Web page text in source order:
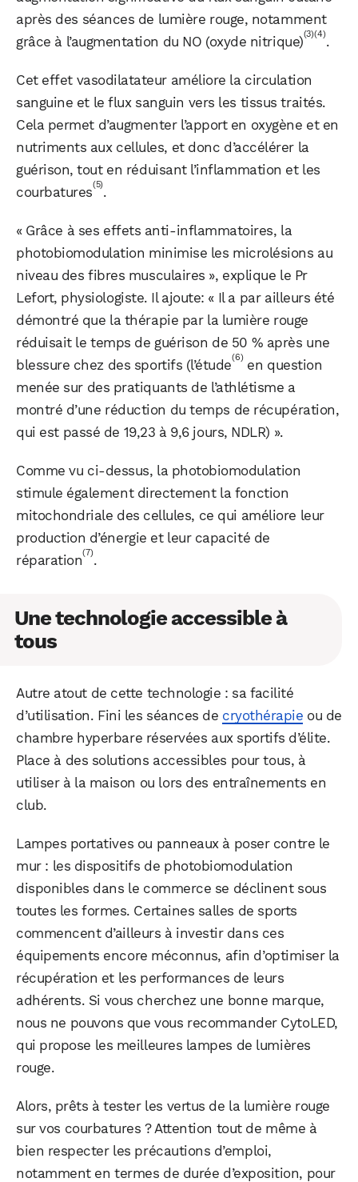
après des séances de lumière rouge, notamment
grâce à l’augmentation du NO (oxyde nitrique)(3)(4).
Cet effet vasodilatateur améliore la circulation
sanguine et le flux sanguin vers les tissus traités.
Cela permet d’augmenter l’apport en oxygène et en
nutriments aux cellules, et donc d’accélérer la
guérison, tout en réduisant l’inflammation et les
courbatures(5).
« Grâce à ses effets anti-inflammatoires, la
photobiomodulation minimise les microlésions au
niveau des fibres musculaires », explique le Pr
Lefort, physiologiste. Il ajoute: « Il a par ailleurs été
démontré que la thérapie par la lumière rouge
réduisait le temps de guérison de 50 % après une
blessure chez des sportifs (l’étude(6) en question
menée sur des pratiquants de l’athlétisme a
montré d’une réduction du temps de récupération,
qui est passé de 19,23 à 9,6 jours, NDLR) ».
Comme vu ci-dessus, la photobiomodulation
stimule également directement la fonction
mitochondriale des cellules, ce qui améliore leur
production d’énergie et leur capacité de
réparation(7).
Une technologie accessible à
tous
Autre atout de cette technologie : sa facilité
d’utilisation. Fini les séances de cryothérapie ou de
chambre hyperbare réservées aux sportifs d’élite.
Place à des solutions accessibles pour tous, à
utiliser à la maison ou lors des entraînements en
club.
Lampes portatives ou panneaux à poser contre le
mur : les dispositifs de photobiomodulation
disponibles dans le commerce se déclinent sous
toutes les formes. Certaines salles de sports
commencent d’ailleurs à investir dans ces
équipements encore méconnus, afin d’optimiser la
récupération et les performances de leurs
adhérents. Si vous cherchez une bonne marque,
nous ne pouvons que vous recommander CytoLED,
qui propose les meilleures lampes de lumières
rouge.
Alors, prêts à tester les vertus de la lumière rouge
sur vos courbatures ? Attention tout de même à
bien respecter les précautions d’emploi,
notamment en termes de durée d’exposition, pour
WhatsApp
Facebook X LinkedIn